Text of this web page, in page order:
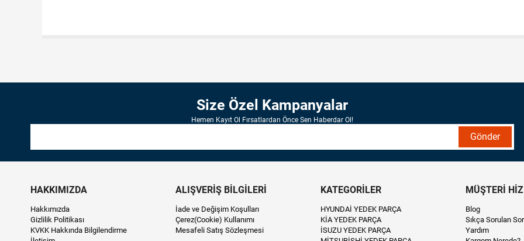
Size Özel Kampanyalar
Hemen Kayıt Ol Fırsatlardan Önce Sen Haberdar Ol!
Gönder
HAKKIMIZDA
Hakkımızda
Gizlilik Politikası
KVKK Hakkında Bilgilendirme
ALIŞVERİŞ BİLGİLERİ
İade ve Değişim Koşulları
Çerez(Cookie) Kullanımı
Mesafeli Satış Sözleşmesi
KATEGORİLER
HYUNDAİ YEDEK PARÇA
KİA YEDEK PARÇA
İSUZU YEDEK PARÇA
MÜŞTERİ
Blog
Sıkça Sorulan
Yardım